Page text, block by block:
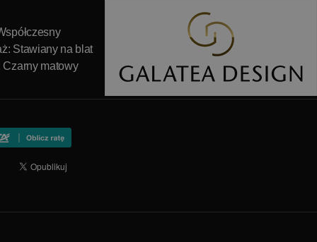
Stawiany na blat
Czarny matowy